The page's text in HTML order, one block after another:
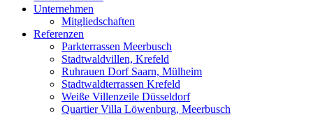
Unternehmen
Mitgliedschaften
Referenzen
Parkterrassen Meerbusch
Stadtwaldvillen, Krefeld
Ruhrauen Dorf Saarn, Mülheim
Stadtwaldterrassen Krefeld
Weiße Villenzeile Düsseldorf
Quartier Villa Löwenburg, Meerbusch